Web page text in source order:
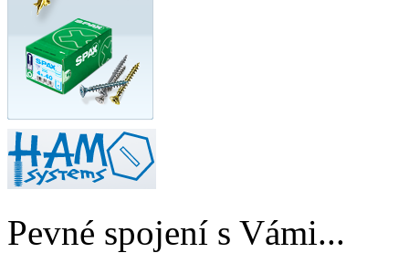
Pevné spojení s Vámi...